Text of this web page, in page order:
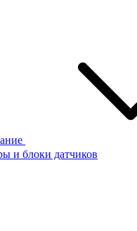
и блоки датчиков